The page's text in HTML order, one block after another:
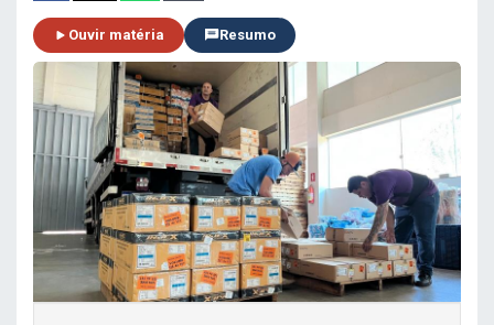
Ouvir matéria Resumo